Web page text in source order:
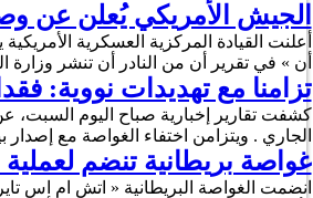
الجيش الأمريكي يُعلن عن
أعلنت القيادة المركزية العسكرية
أن » في تقرير أن من النادر أن تنشر وزارة
تزامنا مع تهديدات نووية:
كشفت تقارير إخبارية صباح اليوم السبت،
الجاري . ويتزامن اختفاء الغواصة مع إصدار
غواصة بريطانية تنضم
انضمت الغواصة البريطانية « اتش ام اس